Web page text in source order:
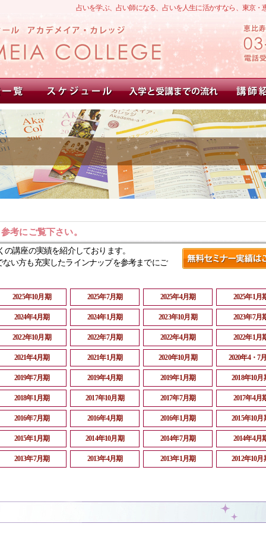
占いを学ぶ、占い師になる、占いを人生に活かすなら、東京
考にご覧下さい。
講座の実績を紹介しております。
い方も充実したラインナップを参考までにご
2025年10月期 2025年7月期 2025年4月期 2025年1月
2024年4月期 2024年1月期 2023年10月期 2023年7月
2022年10月期 2022年7月期 2022年4月期 2022年1月
2021年4月期 2021年1月期 2020年10月期 2020年4・7
2019年7月期 2019年4月期 2019年1月期 2018年10月
2018年1月期 2017年10月期 2017年7月期 2017年4月
2016年7月期 2016年4月期 2016年1月期 2015年10月
2015年1月期 2014年10月期 2014年7月期 2014年4月
2013年7月期 2013年4月期 2013年1月期 2012年10月